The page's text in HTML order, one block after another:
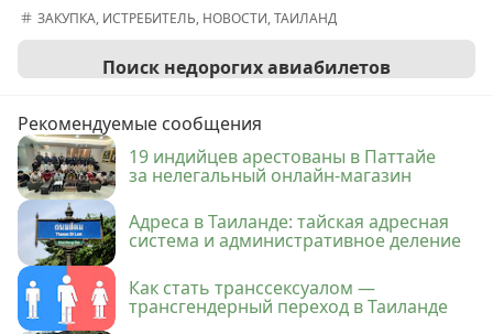
ЗАКУПКА, ИСТРЕБИТЕЛЬ, НОВОСТИ,ТАИЛАНД
Поиск недорогих авиабилетов
Рекомендуемые сообщения
19 индийцев арестованы в Паттайе
за нелегальный онлайн-магазин
Адреса в Таиланде: тайская адресная
система и административное деление
Как стать транссексуалом —
трансгендерный переход в Таиланде